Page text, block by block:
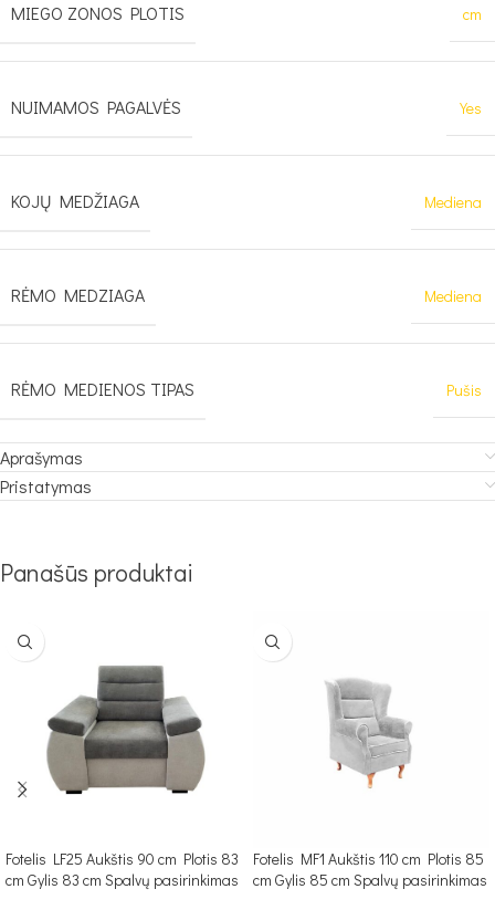
MIEGO ZONOS PLOTIS cm
NUIMAMOS PAGALVĖS Yes
KOJŲ MEDŽIAGA Mediena
RĖMO MEDZIAGA Mediena
RĖMO MEDIENOS TIPAS Pušis
Aprašymas
Pristatymas
Panašūs produktai
Fotelis LF25 Aukštis 90 cm Plotis 83
cm Gylis 83 cm Spalvų pasirinkimas
Fotelis MF1 Aukštis 110 cm Plotis 85
cm Gylis 85 cm Spalvų pasirinkimas